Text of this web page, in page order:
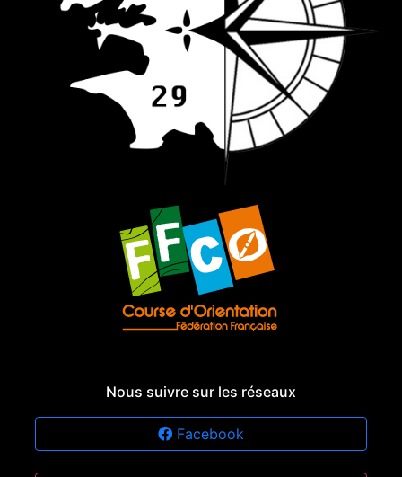
Nous suivre sur les réseaux
Facebook